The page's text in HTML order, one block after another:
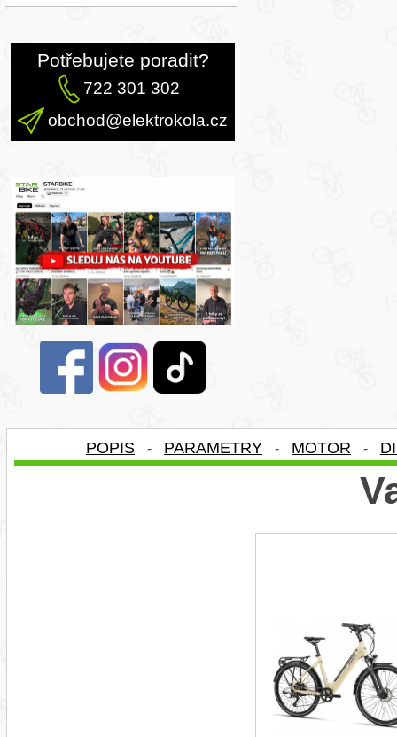
Potřebujete poradit?
722 301 302
obchod@elektrokola.cz
POPIS - PARAMETRY - MOTOR -